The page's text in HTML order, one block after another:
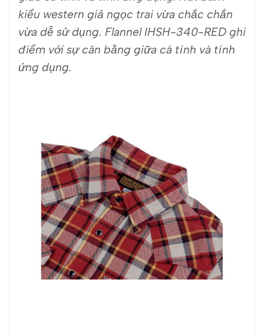
kiểu western giả ngọc trai vừa chắc chắn
vừa dễ sử dụng. Flannel IHSH-340-RED ghi
điểm với sự cân bằng giữa cá tính và tính
ứng dụng.